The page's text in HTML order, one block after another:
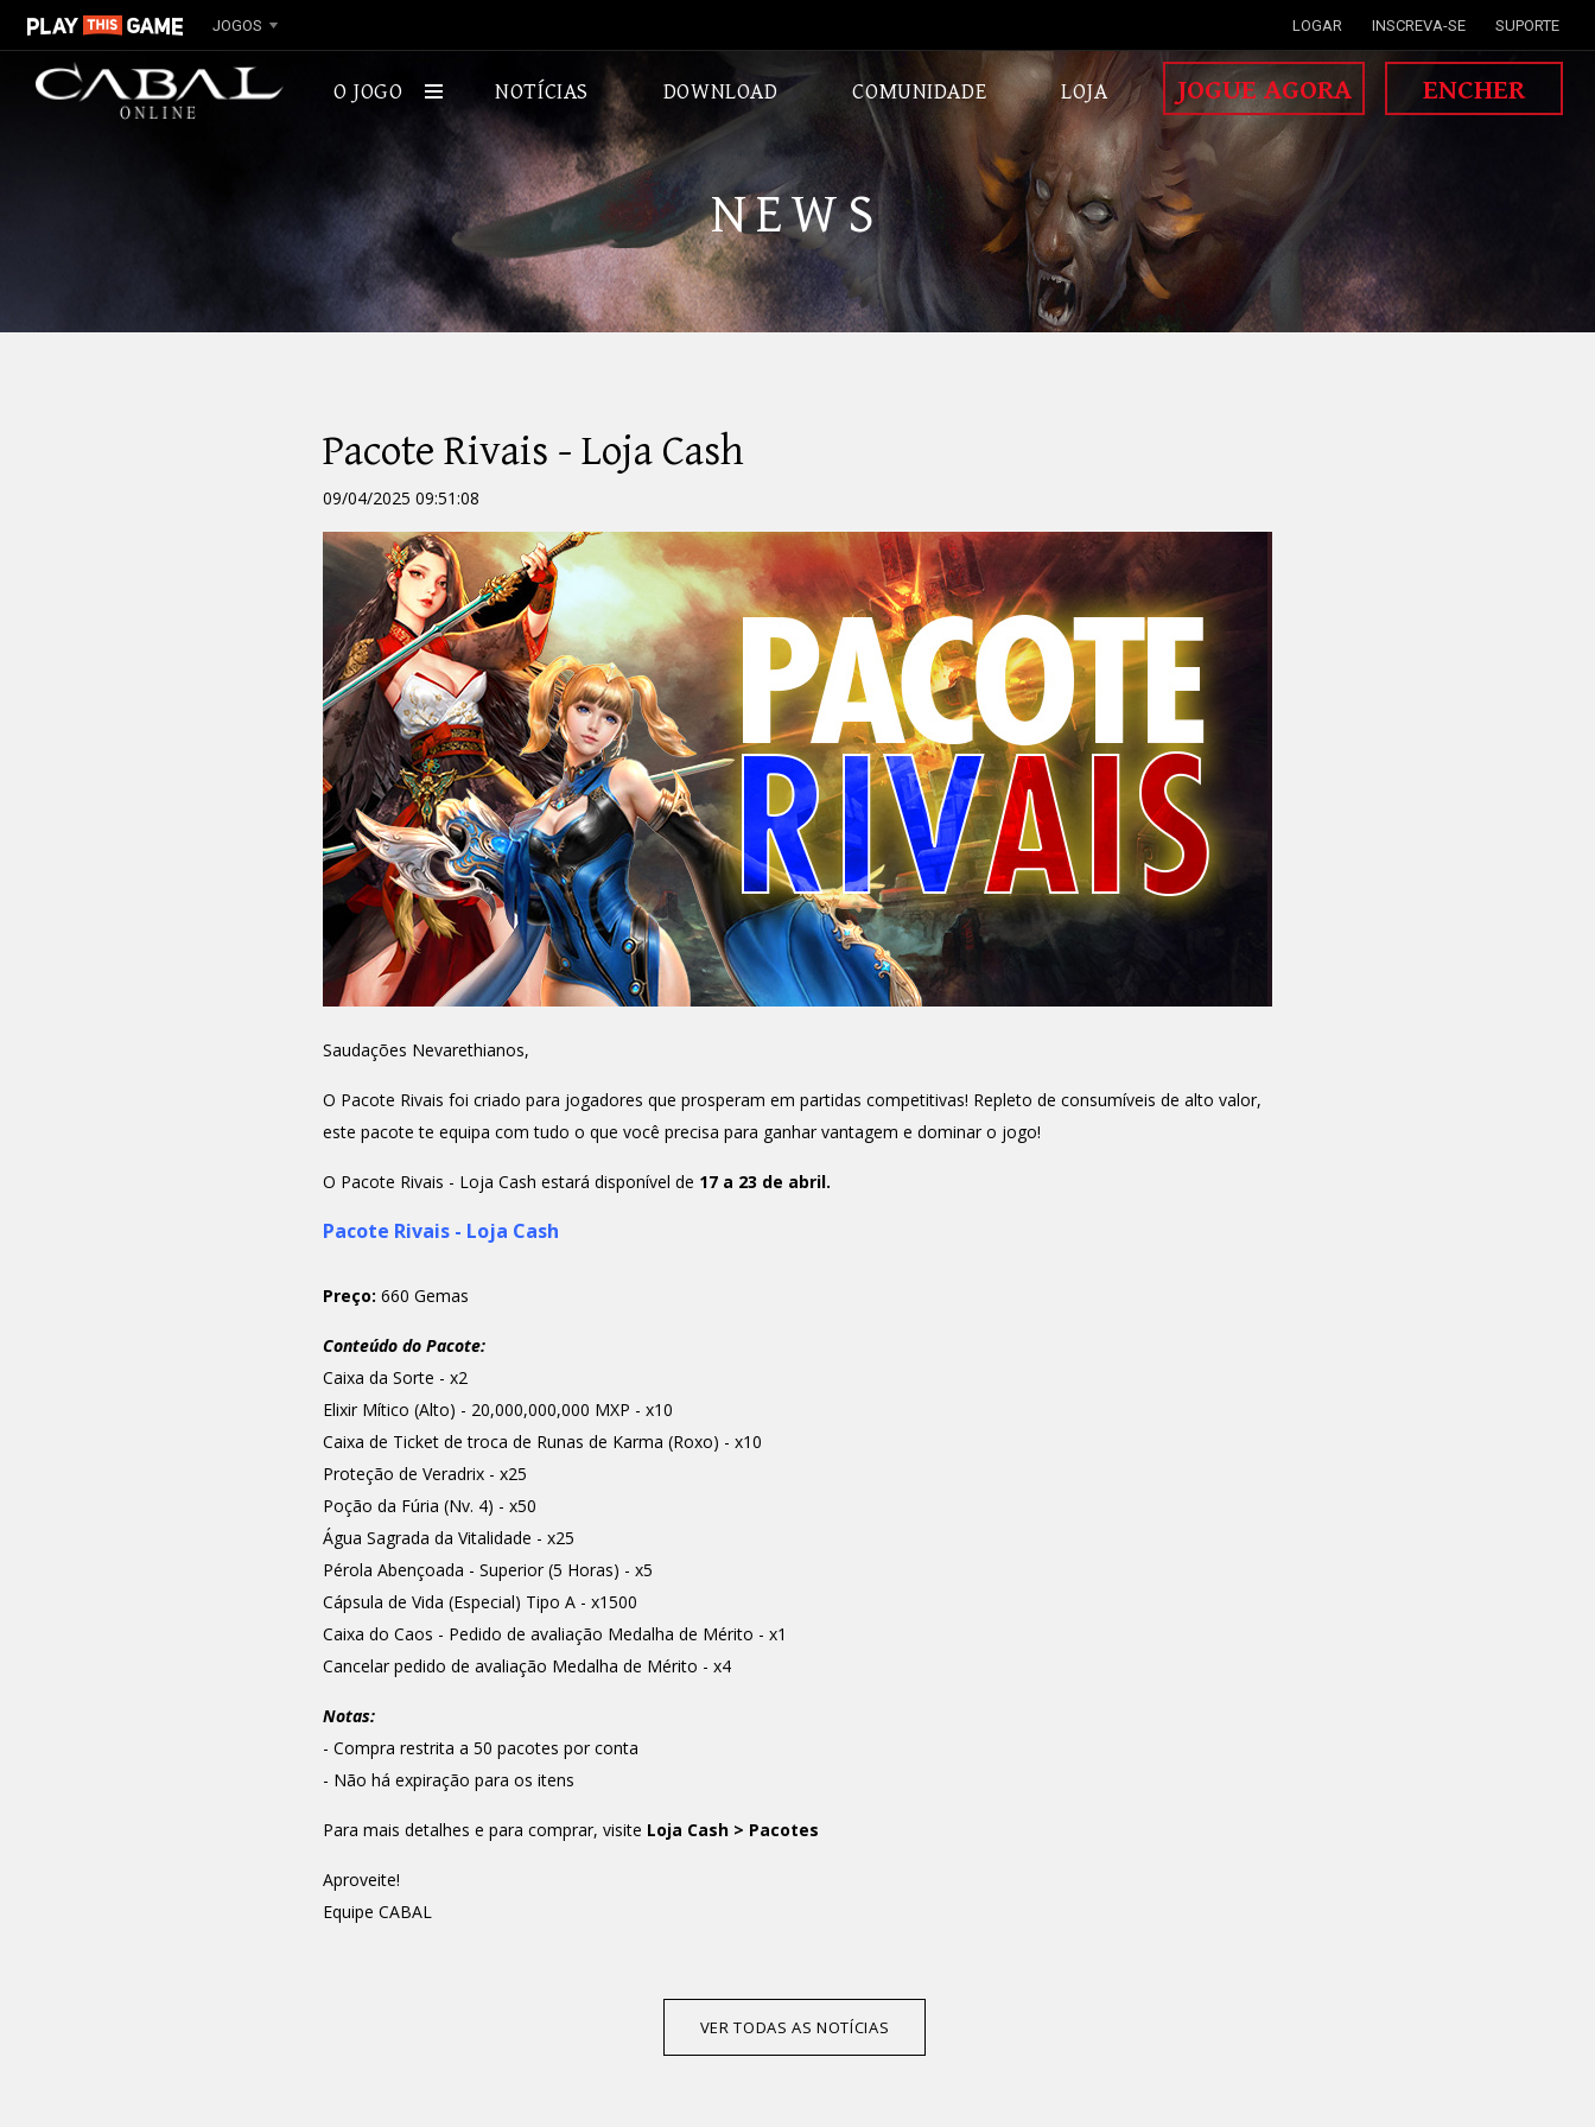
JOGOS LOGAR INSCREVA-SE SUPORTE
JOGUE AGORA ENCHER
O JOGO NOTÍCIAS DOWNLOAD COMUNIDADE LOJA
SOBRE CLASSES CALABOUÇOS MISSÃO DE GUERRA
NEWS
Pacote Rivais - Loja Cash
09/04/2025 09:51:08
Saudações Nevarethianos,
O Pacote Rivais foi criado para jogadores que prosperam em partidas competitivas! Repleto de consumíveis de alto valor,
este pacote te equipa com tudo o que você precisa para ganhar vantagem e dominar o jogo!
O Pacote Rivais - Loja Cash estará disponível de 17 a 23 de abril.
Pacote Rivais - Loja Cash
Preço: 660 Gemas
Conteúdo do Pacote:
Caixa da Sorte - x2
Elixir Mítico (Alto) - 20,000,000,000 MXP - x10
Caixa de Ticket de troca de Runas de Karma (Roxo) - x10
Proteção de Veradrix - x25
Poção da Fúria (Nv. 4) - x50
Água Sagrada da Vitalidade - x25
Pérola Abençoada - Superior (5 Horas) - x5
Cápsula de Vida (Especial) Tipo A - x1500
Caixa do Caos - Pedido de avaliação Medalha de Mérito - x1
Cancelar pedido de avaliação Medalha de Mérito - x4
Notas:
- Compra restrita a 50 pacotes por conta
- Não há expiração para os itens
Para mais detalhes e para comprar, visite Loja Cash > Pacotes
Aproveite!
Equipe CABAL
VER TODAS AS NOTÍCIAS